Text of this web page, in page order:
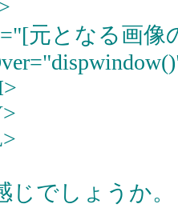
元となる画像
じでしょうか。